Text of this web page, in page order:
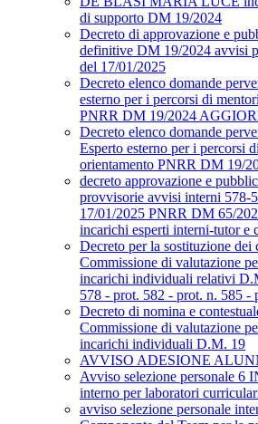
di supporto DM 19/2024
Decreto di approvazione e
definitive DM 19/2024 avvisi
del 17/01/2025
Decreto elenco domande
esterno per i percorsi di
PNRR DM 19/2024
Decreto elenco domande
Esperto esterno per i percorsi
orientamento PNRR DM 19/
decreto approvazione e
provvisorie avvisi interni 578-
17/01/2025 PNRR DM 65/
incarichi esperti interni-tutor
Decreto per la sostituzione dei
Commissione di valutazione
incarichi individuali relativi
578 - prot. 582 - prot. n. 585 -
Decreto di nomina e
Commissione di valutazione
incarichi individuali D.M. 19
AVVISO ADESIONE
Avviso selezione personale 6
interno per laboratori
avviso selezione personale